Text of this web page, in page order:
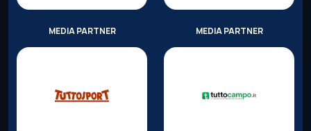
MEDIA PARTNER MEDIA PARTNER